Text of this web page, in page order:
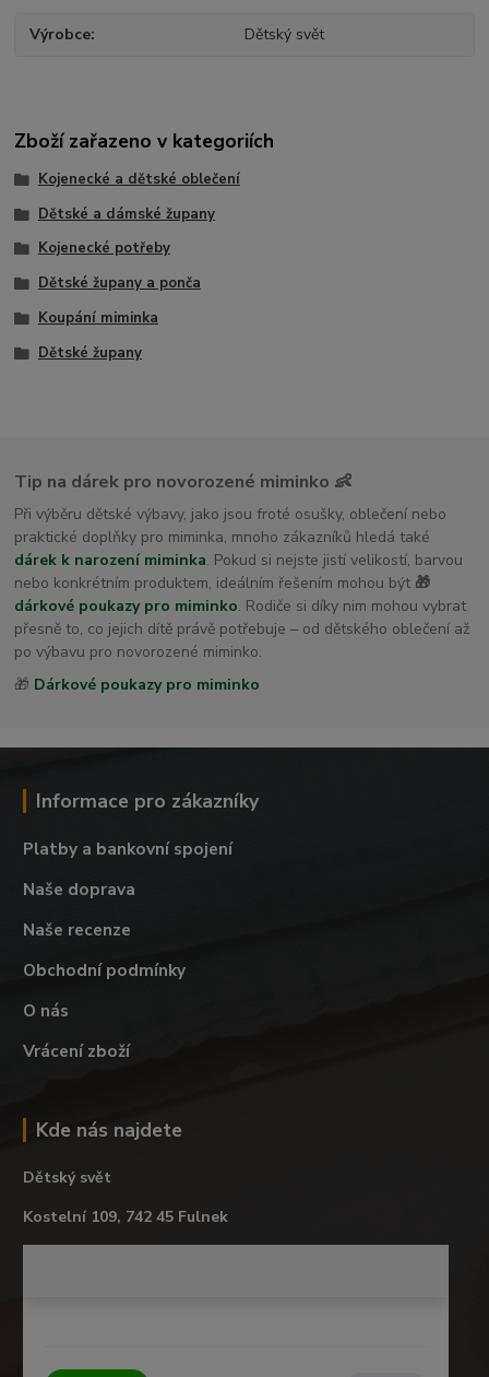
Výrobce Dětský svět
Zboží zařazeno v kategoriích
Kojenecké a dětské oblečení
Dětské a dámské župany
Kojenecké potřeby
Dětské župany a ponča
Koupání miminka
Dětské župany
Tip na dárek pro novorozené miminko 👶
Při výběru dětské výbavy, jako jsou froté osušky, oblečení nebo
praktické doplňky pro miminka, mnoho zákazníků hledá také
dárek k narození miminka. Pokud si nejste jistí velikostí, barvou
nebo konkrétním produktem, ideálním řešením mohou být 🎁
dárkové poukazy pro miminko. Rodiče si díky nim mohou vybrat
přesně to, co jejich dítě právě potřebuje – od dětského oblečení až
po výbavu pro novorozené miminko.
🎁 Dárkové poukazy pro miminko
Informace pro zákazníky
Platby a bankovní spojení
Naše doprava
Naše recenze
Obchodní podmínky
O nás
Vrácení zboží
Kde nás najdete
Dětský svět
Kostelní 109, 742 45 Fulnek